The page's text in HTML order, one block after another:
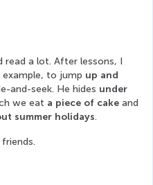
read a lot. After lessons, I
example, to jump up and
and-seek. He hides under
we eat a piece of cake and
summer holidays.